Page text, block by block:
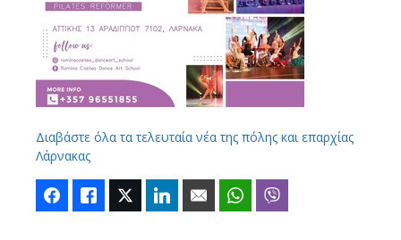
Διαβάστε όλα τα τελευταία νέα της πόλης και επαρχίας
Λάρνακας
FacebookLike Twitter LinkedIn Email WhatsApp